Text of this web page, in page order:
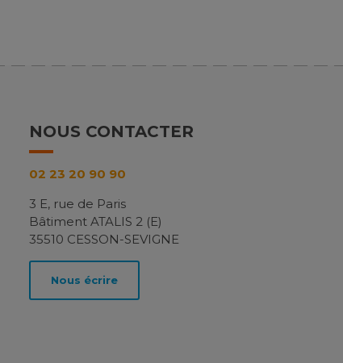
NOUS CONTACTER
02 23 20 90 90
3 E, rue de Paris
Bâtiment ATALIS 2 (E)
35510 CESSON-SEVIGNE
Nous écrire